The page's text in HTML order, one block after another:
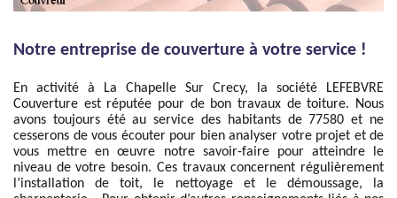
Notre entreprise de couverture à votre service !
En activité à La Chapelle Sur Crecy, la société LEFEBVRE
Couverture est réputée pour de bon travaux de toiture. Nous
avons toujours été au service des habitants de 77580 et ne
cesserons de vous écouter pour bien analyser votre projet et de
vous mettre en œuvre notre savoir-faire pour atteindre le
niveau de votre besoin. Ces travaux concernent régulièrement
l’installation de toit, le nettoyage et le démoussage, la